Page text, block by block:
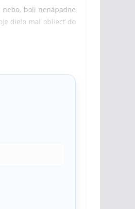
boli nenápadne
dielo mal obliecť do